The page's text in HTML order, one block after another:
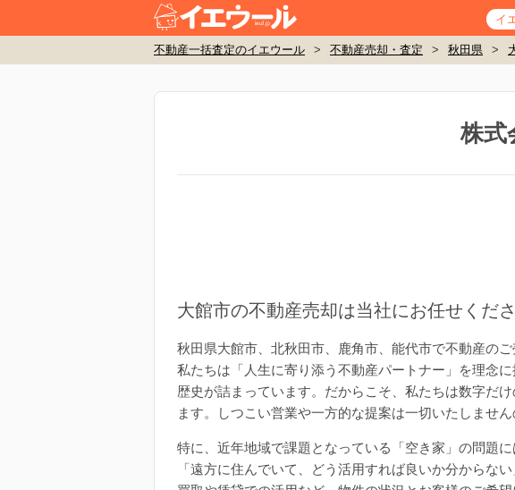
イ
不動産一括査定のイエウール > 不動産売却・査定 > 秋田県 >
株式
大館市の不動産売却は当社にお任せくださ
秋田県大館市、北秋田市、鹿角市、能代市で不動産のご
私たちは「人生に寄り添う不動産パートナー」を理念
歴史が詰まっています。だからこそ、私たちは数字だ
ます。しつこい営業や一方的な提案は一切いたしませ
特に、近年地域で課題となっている「空き家」の問題
「遠方に住んでいて、どう活用すれば良いか分からな